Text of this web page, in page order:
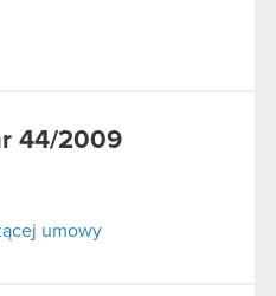
44/2009
umowy